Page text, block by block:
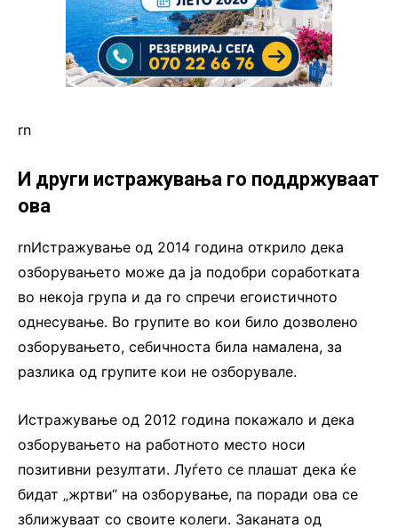
rn
И други истражувања го поддржуваат
ова
rnИстражување од 2014 година открило дека
озборувањето може да ја подобри соработката
во некоја група и да го спречи егоистичното
однесување. Во групите во кои било дозволено
озборувањето, себичноста била намалена, за
разлика од групите кои не озборувале.
Истражување од 2012 година покажало и дека
озборувањето на работното место носи
позитивни резултати. Луѓето се плашат дека ќе
бидат „жртви“ на озборување, па поради ова се
зближуваат со своите колеги. Заканата од